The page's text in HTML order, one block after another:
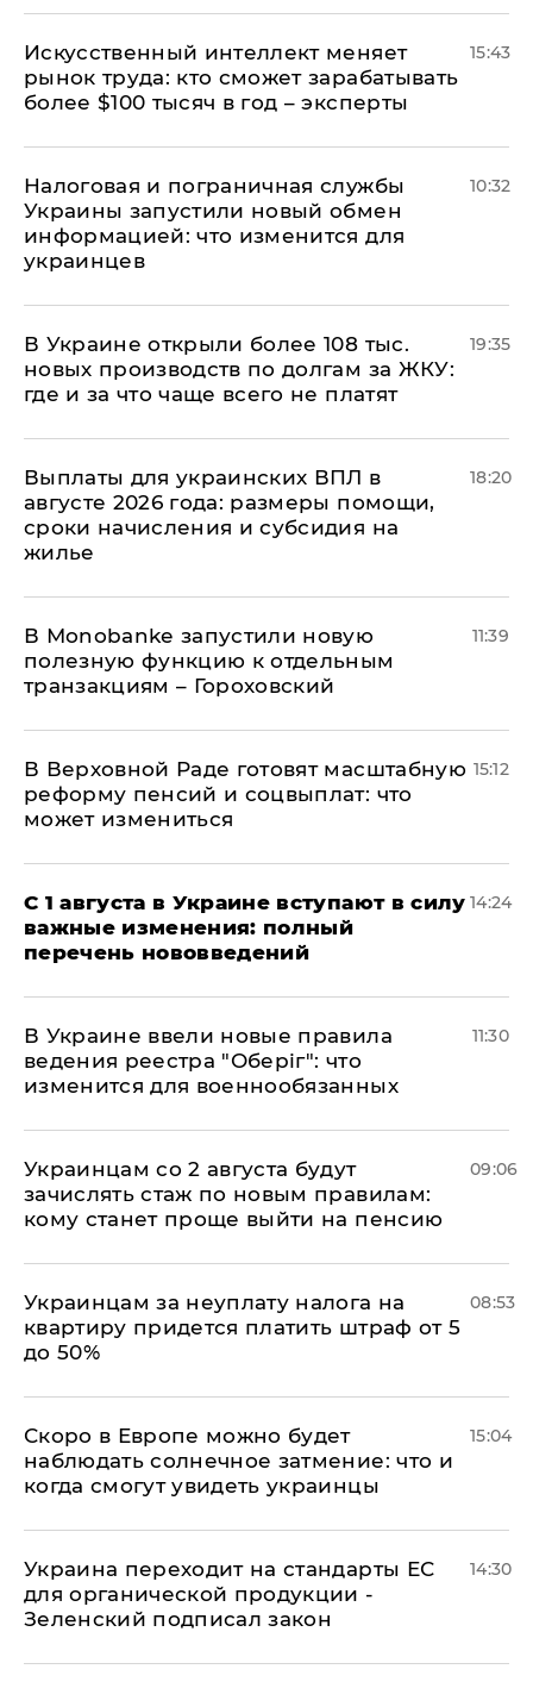
Искусственный интеллект меняет
рынок труда: кто сможет зарабатывать
более $100 тысяч в год – эксперты
15:43
Налоговая и пограничная службы
Украины запустили новый обмен
информацией: что изменится для
украинцев
10:32
В Украине открыли более 108 тыс.
новых производств по долгам за ЖКУ:
где и за что чаще всего не платят
19:35
Выплаты для украинских ВПЛ в
августе 2026 года: размеры помощи,
сроки начисления и субсидия на
жилье
18:20
В Мonobankе запустили новую
полезную функцию к отдельным
транзакциям – Гороховский
11:39
В Верховной Раде готовят масштабную
реформу пенсий и соцвыплат: что
может измениться
15:12
С 1 августа в Украине вступают в силу
важные изменения: полный
перечень нововведений
14:24
В Украине ввели новые правила
ведения реестра "Оберіг": что
изменится для военнообязанных
11:30
Украинцам со 2 августа будут
зачислять стаж по новым правилам:
кому станет проще выйти на пенсию
09:06
Украинцам за неуплату налога на
квартиру придется платить штраф от 5
до 50%
08:53
Скоро в Европе можно будет
наблюдать солнечное затмение: что и
когда смогут увидеть украинцы
15:04
Украина переходит на стандарты ЕС
для органической продукции -
Зеленский подписал закон
14:30